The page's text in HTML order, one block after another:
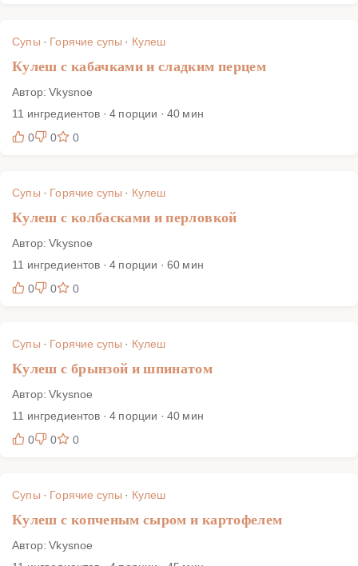
Супы · Горячие супы · Кулеш
Кулеш с кабачками и сладким перцем
Автор: Vkysnoe
11 ингредиентов · 4 порции · 40 мин
0
0 0
Супы · Горячие супы · Кулеш
Кулеш с колбасками и перловкой
Автор: Vkysnoe
11 ингредиентов · 4 порции · 60 мин
0
0 0
Супы · Горячие супы · Кулеш
Кулеш с брынзой и шпинатом
Автор: Vkysnoe
11 ингредиентов · 4 порции · 40 мин
0
0 0
Супы · Горячие супы · Кулеш
Кулеш с копченым сыром и картофелем
Автор: Vkysnoe